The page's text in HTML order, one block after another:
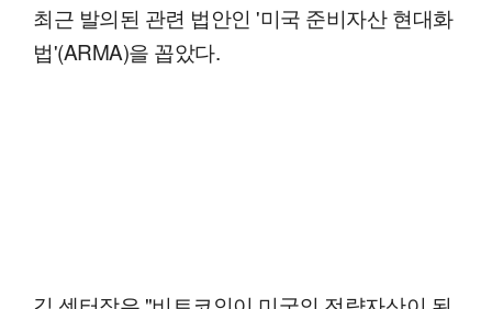
최근 발의된 관련 법안인 '미국 준비자산 현대화
법'(ARMA)을 꼽았다.